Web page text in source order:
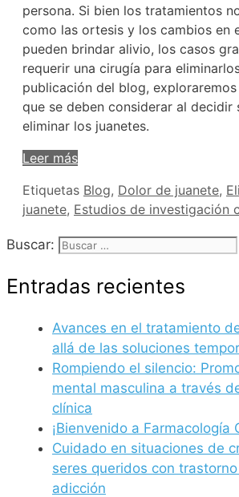
persona. Si bien los tratamientos
como las ortesis y los cambios en
pueden brindar alivio, los casos
requerir una cirugía para
publicación del blog,
que se deben considerar al decidir
eliminar los juanetes.
Leer más
Etiquetas Blog, Dolor de juanete,
juanete, Estudios de investigación
Buscar:
Entradas recientes
Avances en el tratamiento
allá de las soluciones
Rompiendo el silencio:
mental masculina a través
clínica
¡Bienvenido a Farmacología
Cuidado en situaciones de
seres queridos con
adicción